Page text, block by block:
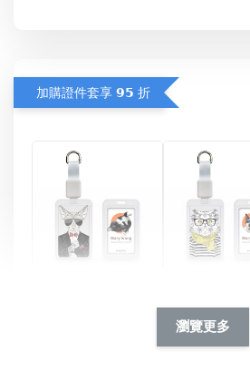
加購證件套享 𝟵𝟱 折
件套(附伸
CSAA05
瀏覽更多